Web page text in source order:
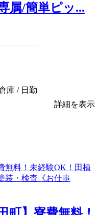
属/簡単ピッ...
庫 / 日勤
詳細を表示